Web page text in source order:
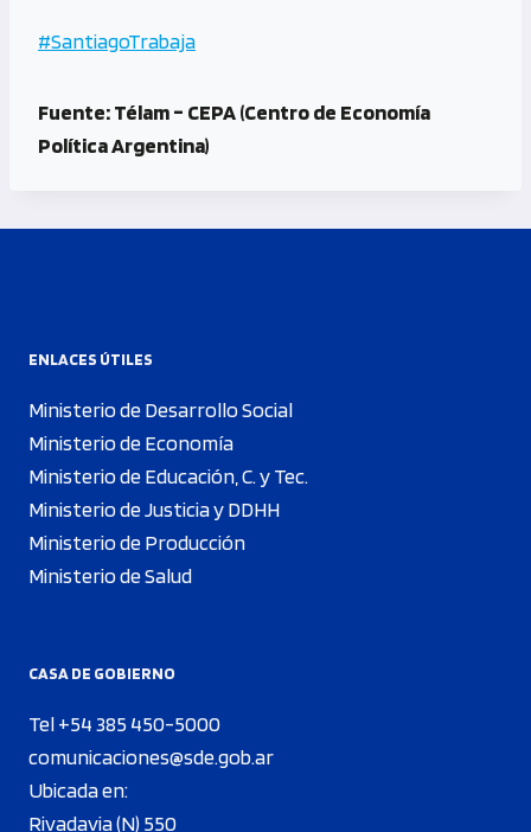
#SantiagoTrabaja
Fuente: Télam – CEPA (Centro de Economía
Política Argentina)
ENLACES ÚTILES
Ministerio de Desarrollo Social
Ministerio de Economía
Ministerio de Educación, C. y Tec.
Ministerio de Justicia y DDHH
Ministerio de Producción
Ministerio de Salud
CASA DE GOBIERNO
Tel +54 385 450-5000
comunicaciones@sde.gob.ar
Ubicada en:
Rivadavia (N) 550